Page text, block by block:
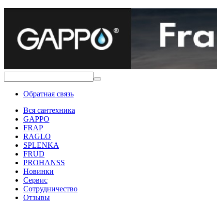
Обратная связь
Вся сантехника
GAPPO
FRAP
RAGLO
SPLENKA
FRUD
PROHANSS
Новинки
Сервис
Сотрудничество
Отзывы